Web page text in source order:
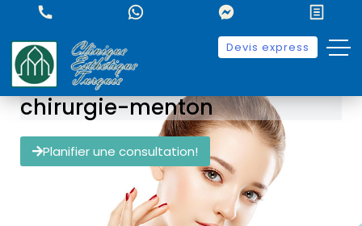
Devis express
chirurgie-menton
Planifier une consultation!